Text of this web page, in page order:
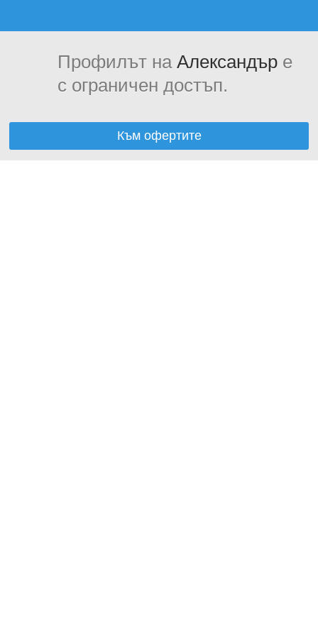
Профилът на Александър е
с ограничен достъп.
Към офертите